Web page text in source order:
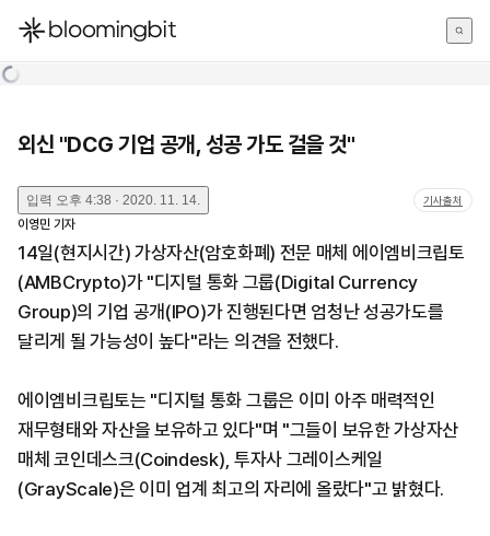
한국어
외신 "DCG 기업 공개, 성공 가도 걸을 것"
입력 오후 4:38 · 2020. 11. 14. 기사출처
이영민 기자
14일(현지시간) 가상자산(암호화폐) 전문 매체 에이엠비크립토
(AMBCrypto)가 "디지털 통화 그룹(Digital Currency
Group)의 기업 공개(IPO)가 진행된다면 엄청난 성공가도를
달리게 될 가능성이 높다"라는 의견을 전했다.
에이엠비크립토는 "디지털 통화 그룹은 이미 아주 매력적인
재무형태와 자산을 보유하고 있다"며 "그들이 보유한 가상자산
매체 코인데스크(Coindesk), 투자사 그레이스케일
(GrayScale)은 이미 업계 최고의 자리에 올랐다"고 밝혔다.